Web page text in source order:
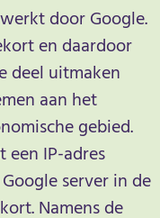
door Google.
en daardoor
deel uitmaken
aan het
gebied.
IP-adres
server in de
Namens de